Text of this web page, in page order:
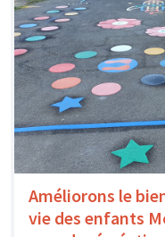
Améliorons le
vie des enfants